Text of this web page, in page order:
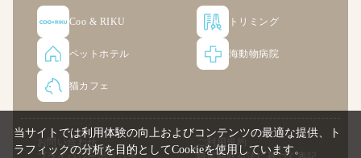
Coo & RIKU トリミング
ペットホテル 海動物病院
猫カフェ
お問い合わせ
ご利用規約
当サイトでは利用体験の向上およびコンテンツの最適な提供、ト
ラフィックの分析を目的としてCookieを使用しています。